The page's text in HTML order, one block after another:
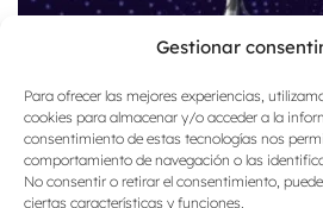
Gestionar
Para ofrecer las mejores experiencias,
cookies para almacenar y/o acceder a la
consentimiento de estas tecnologías nos
comportamiento de navegación o las
No consentir o retirar el consentimiento,
ciertas características y funciones.